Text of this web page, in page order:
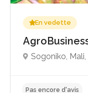
En vedette
Sogoniko, Mali,